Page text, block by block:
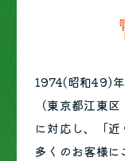
1974(昭和49)
（東京都江東
に対応し、「
多くのお客様
毎日多くのお
イレブンでお買
なります。
おにぎりやお
様々なお客様に
らも提供し続